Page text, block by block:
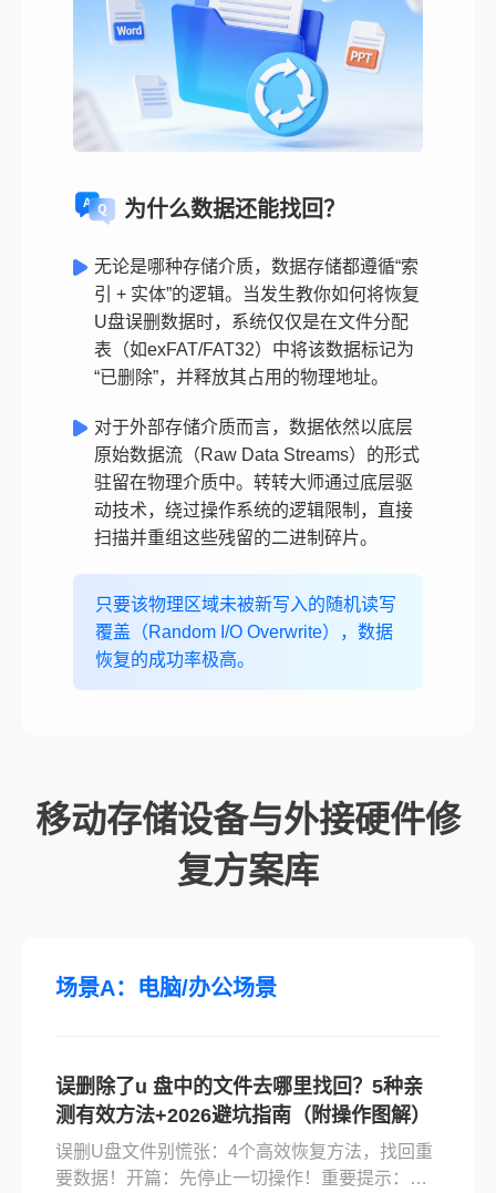
为什么数据还能找回？
无论是哪种存储介质，数据存储都遵循“索
引 + 实体”的逻辑。当发生教你如何将恢复
U盘误删数据时，系统仅仅是在文件分配
表（如exFAT/FAT32）中将该数据标记为
“已删除”，并释放其占用的物理地址。
对于外部存储介质而言，数据依然以底层
原始数据流（Raw Data Streams）的形式
驻留在物理介质中。转转大师通过底层驱
动技术，绕过操作系统的逻辑限制，直接
扫描并重组这些残留的二进制碎片。
只要该物理区域未被新写入的随机读写
覆盖（Random I/O Overwrite），数据
恢复的成功率极高。
移动存储设备与外接硬件修
复方案库
场景A：电脑/办公场景
误删除了u 盘中的文件去哪里找回？5种亲
测有效方法+2026避坑指南（附操作图解）
误删U盘文件别慌张：4个高效恢复方法，找回重
要数据！开篇：先停止一切操作！重要提示：发